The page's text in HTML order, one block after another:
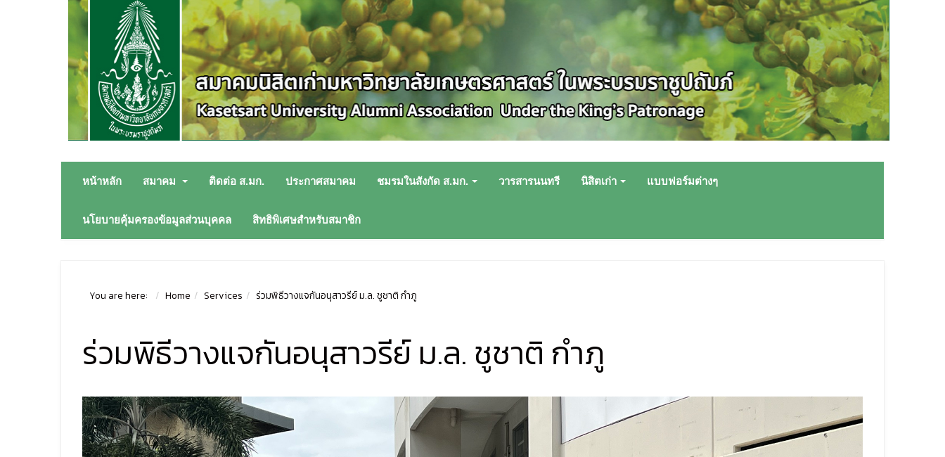
หน้าหลัก สมาคม ติดต่อ ส.มก. ประกาศสมาคม ชมรมในสังกัด ส.มก. วารสารนนทรี นิสิตเก่า แบบฟอร์มต่างๆ
นโยบายคุ้มครองข้อมูลส่วนบุคคล สิทธิพิเศษสำหรับสมาชิก
You are here: Home Services ร่วมพิธีวางแจกันอนุสาวรีย์ ม.ล. ชูชาติ กำภู
ร่วมพิธีวางแจกันอนุสาวรีย์ ม.ล. ชูชาติ กำภู